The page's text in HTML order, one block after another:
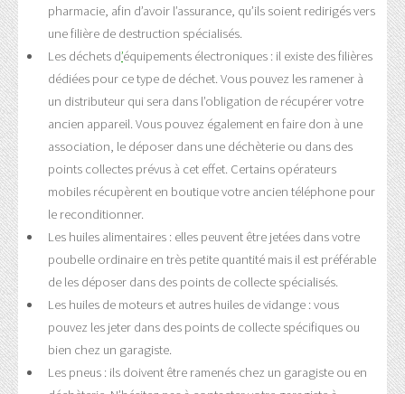
pharmacie, afin d’avoir l’assurance, qu’ils soient redirigés vers
une filière de destruction spécialisés.
Les déchets d’équipements électroniques : il existe des filières
dédiées pour ce type de déchet. Vous pouvez les ramener à
un distributeur qui sera dans l’obligation de récupérer votre
ancien appareil. Vous pouvez également en faire don à une
association, le déposer dans une déchèterie ou dans des
points collectes prévus à cet effet. Certains opérateurs
mobiles récupèrent en boutique votre ancien téléphone pour
le reconditionner.
Les huiles alimentaires : elles peuvent être jetées dans votre
poubelle ordinaire en très petite quantité mais il est préférable
de les déposer dans des points de collecte spécialisés.
Les huiles de moteurs et autres huiles de vidange : vous
pouvez les jeter dans des points de collecte spécifiques ou
bien chez un garagiste.
Les pneus : ils doivent être ramenés chez un garagiste ou en